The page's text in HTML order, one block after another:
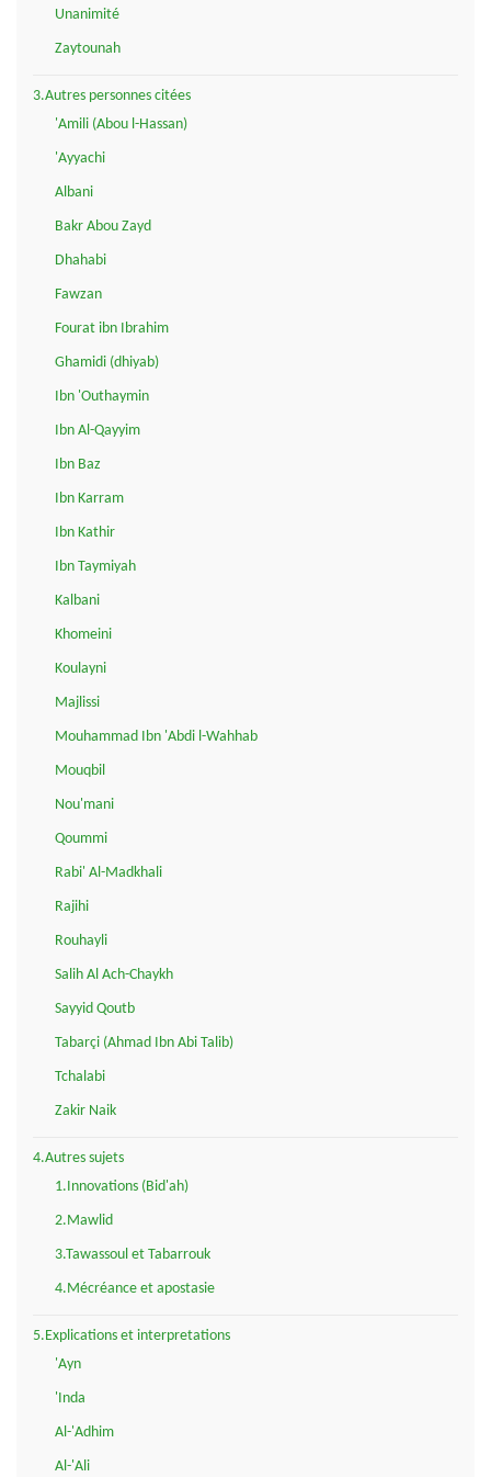
Unanimité
Zaytounah
3.Autres personnes citées
'Amili (Abou l-Hassan)
'Ayyachi
Albani
Bakr Abou Zayd
Dhahabi
Fawzan
Fourat ibn Ibrahim
Ghamidi (dhiyab)
Ibn 'Outhaymin
Ibn Al-Qayyim
Ibn Baz
Ibn Karram
Ibn Kathir
Ibn Taymiyah
Kalbani
Khomeini
Koulayni
Majlissi
Mouhammad Ibn 'Abdi l-Wahhab
Mouqbil
Nou'mani
Qoummi
Rabi' Al-Madkhali
Rajihi
Rouhayli
Salih Al Ach-Chaykh
Sayyid Qoutb
Tabarçi (Ahmad Ibn Abi Talib)
Tchalabi
Zakir Naik
4.Autres sujets
1.Innovations (Bid'ah)
2.Mawlid
3.Tawassoul et Tabarrouk
4.Mécréance et apostasie
5.Explications et interpretations
'Ayn
'Inda
Al-'Adhim
Al-'Ali